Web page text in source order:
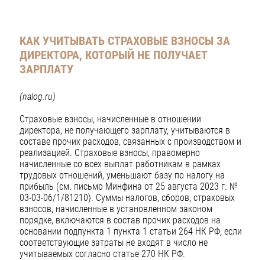
КАК УЧИТЫВАТЬ СТРАХОВЫЕ ВЗНОСЫ ЗА
ДИРЕКТОРА, КОТОРЫЙ НЕ ПОЛУЧАЕТ
ЗАРПЛАТУ
(nalog.ru)
Страховые взносы, начисленные в отношении
директора, не получающего зарплату, учитываются в
составе прочих расходов, связанных с производством и
реализацией. Страховые взносы, правомерно
начисленные со всех выплат работникам в рамках
трудовых отношений, уменьшают базу по налогу на
прибыль (см. письмо Минфина от 25 августа 2023 г. №
03-03-06/1/81210). Суммы налогов, сборов, страховых
взносов, начисленные в установленном законом
порядке, включаются в состав прочих расходов на
основании подпункта 1 пункта 1 статьи 264 НК РФ, если
соответствующие затраты не входят в число не
учитываемых согласно статье 270 НК РФ.